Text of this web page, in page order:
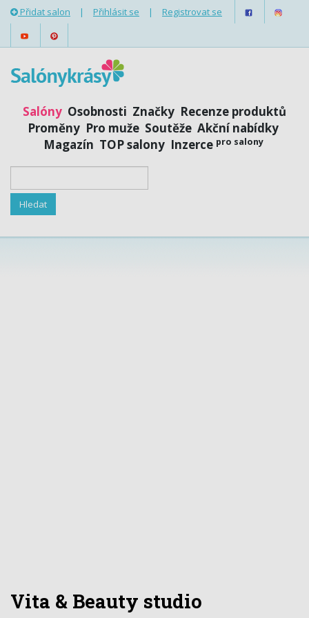
Přidat salon | Přihlásit se | Registrovat se
Salóny Osobnosti Značky Recenze produktů
Proměny Pro muže Soutěže Akční nabídky
Magazín TOP salony Inzerce pro salony
Vita & Beauty studio